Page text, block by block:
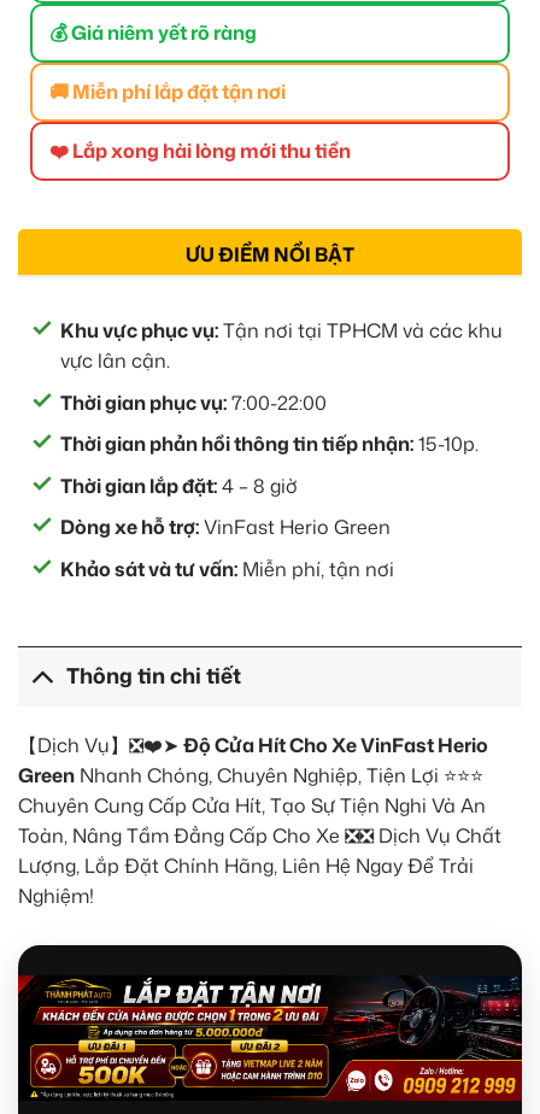
💰 Giá niêm yết rõ ràng
🚚 Miễn phí lắp đặt tận nơi
❤️ Lắp xong hài lòng mới thu tiền
ƯU ĐIỂM NỔI BẬT
Khu vực phục vụ:Tận nơi tại TPHCM và các khu
vực lân cận.
Thời gian phục vụ:7:00-22:00
Thời gian phản hồi thông tin tiếp nhận:15-10p.
Thời gian lắp đặt:4 – 8 giờ
Dòng xe hỗ trợ:VinFast Herio Green
Khảo sát và tư vấn: Miễn phí, tận nơi
Thông tin chi tiết
【Dịch Vụ】❎❤️➤ Độ Cửa Hít Cho Xe VinFast Herio
Green Nhanh Chóng, Chuyên Nghiệp, Tiện Lợi ⭐⭐⭐
Chuyên Cung Cấp Cửa Hít, Tạo Sự Tiện Nghi Và An
Toàn, Nâng Tầm Đẳng Cấp Cho Xe ❎❎ Dịch Vụ Chất
Lượng, Lắp Đặt Chính Hãng, Liên Hệ Ngay Để Trải
Nghiệm!